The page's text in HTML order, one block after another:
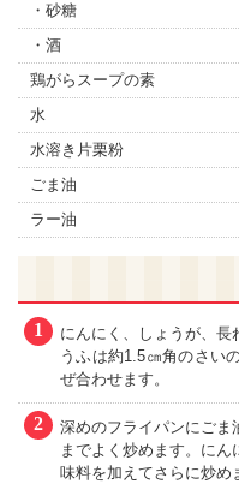
・砂糖
・酒
鶏がらスープの素
水
水溶き片栗粉
ごま油
ラー油
1
にんにく、しょうが、長
うふは約1.5㎝角のさい
ぜ合わせます。
2
深めのフライパンにごま
までよく炒めます。に
味料を加えてさらに炒め